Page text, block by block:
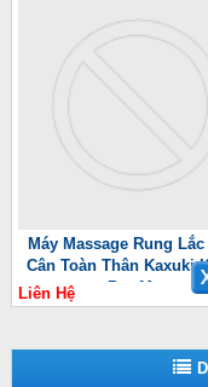
Máy Massage Rung
Cân Toàn Thân Kaxuki
Pro Max
Liên Hệ